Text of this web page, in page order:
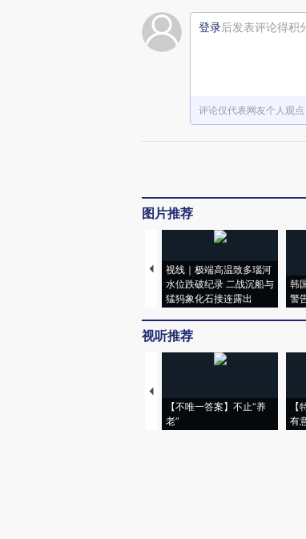
登录后发表评论得积
评论仅代表网友个人观
图片推荐
视线｜极端高温致多瑙河
水位跌破纪录 二战沉船与
猛犸象化石接连露出
韩
警
视听推荐
【不唯一答案】不止“养
老”
有